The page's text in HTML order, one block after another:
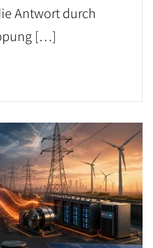
Antwort durch
[…]